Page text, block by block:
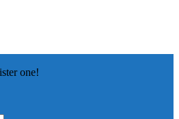
one!